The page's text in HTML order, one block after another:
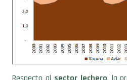
Respecto alsector lechero, la
acumulada entre enero y